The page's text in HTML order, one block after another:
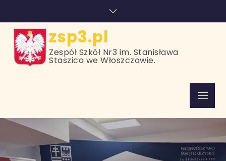
content
zsp3.pl
Zespół Szkół Nr3 im. Stanisława
Staszica we Włoszczowie.
Menu